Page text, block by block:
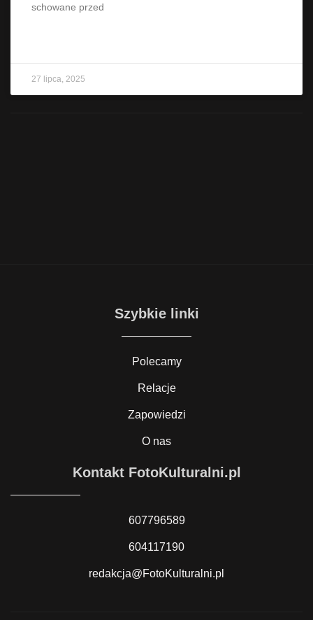
schowane przed
27 lipca, 2025
Szybkie linki
Polecamy
Relacje
Zapowiedzi
O nas
Kontakt FotoKulturalni.pl
607796589
604117190
redakcja@FotoKulturalni.pl